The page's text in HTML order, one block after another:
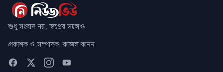
শুধু সংবাদ নয়, স্বপ্নের সঙ্গেও
প্রকাশক ও সম্পাদক: কাজল কানন